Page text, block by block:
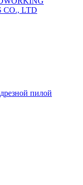
CO., LTD
пилой